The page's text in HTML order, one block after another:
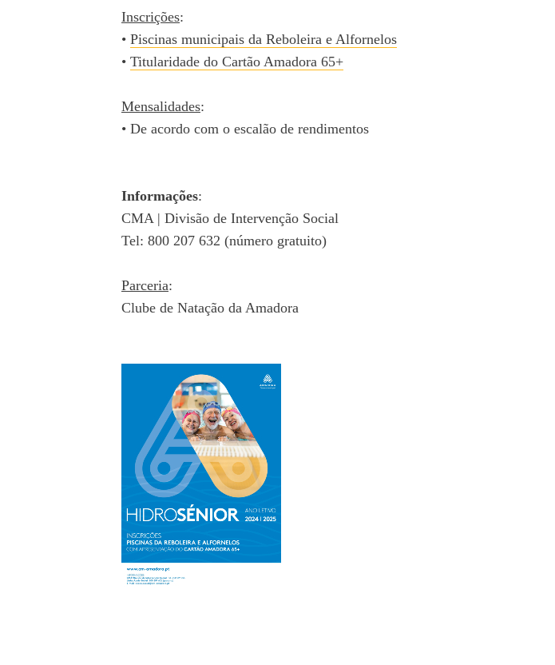
Inscrições:
• Piscinas municipais da Reboleira e Alfornelos
• Titularidade do Cartão Amadora 65+
Mensalidades:
• De acordo com o escalão de rendimentos
Informações:
CMA | Divisão de Intervenção Social
Tel: 800 207 632 (número gratuito)
Parceria:
Clube de Natação da Amadora